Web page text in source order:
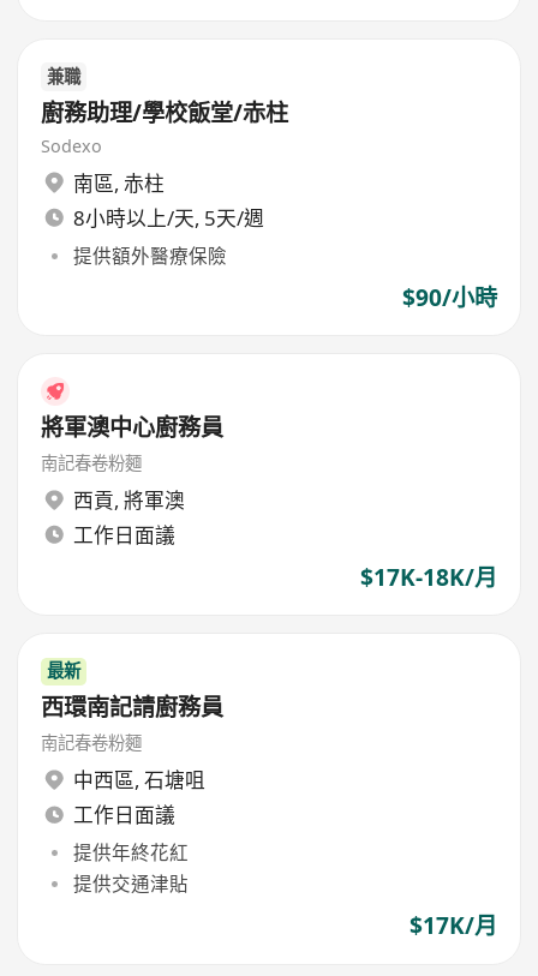
兼職
廚務助理/學校飯堂/赤柱
Sodexo
南區, 赤柱
8小時以上/天, 5天/週
提供額外醫療保險
$90/小時
將軍澳中心廚務員
南記春卷粉麵
西貢, 將軍澳
工作日面議
$17K-18K/月
最新
西環南記請廚務員
南記春卷粉麵
中西區, 石塘咀
工作日面議
提供年終花紅
提供交通津貼
$17K/月